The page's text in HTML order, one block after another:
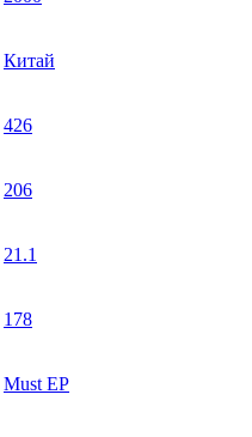
Китай
426
206
21.1
178
Must EP